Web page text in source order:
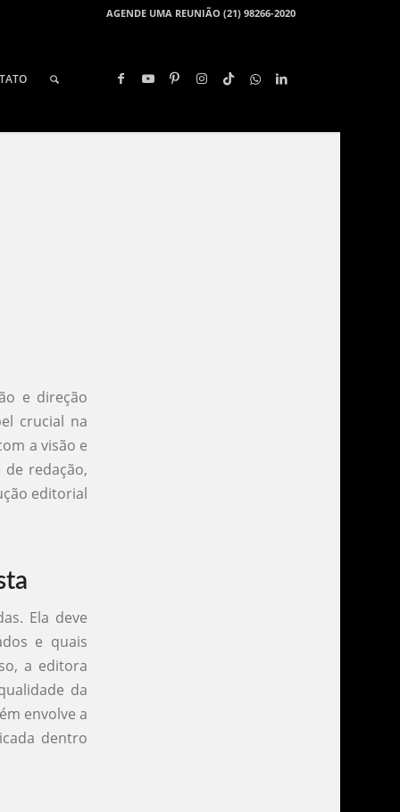
AGENDE UMA REUNIÃO (21) 98266-2020
e direção
crucial na
a visão e
redação,
editorial
Ela deve
e quais
a editora
da
envolve a
dentro